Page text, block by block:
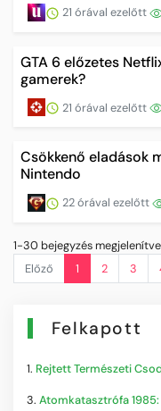
21 órával ezelőtt
GTA 6 előzetes
gamerek?
21 órával ezelőtt
Csökkenő eladások
Nintendo
22 órával ezelőtt
1-30 bejegyzés
Előző
1 2 3
Felkapott
1. Rejtett Természeti
3. Atomkatasztrófa